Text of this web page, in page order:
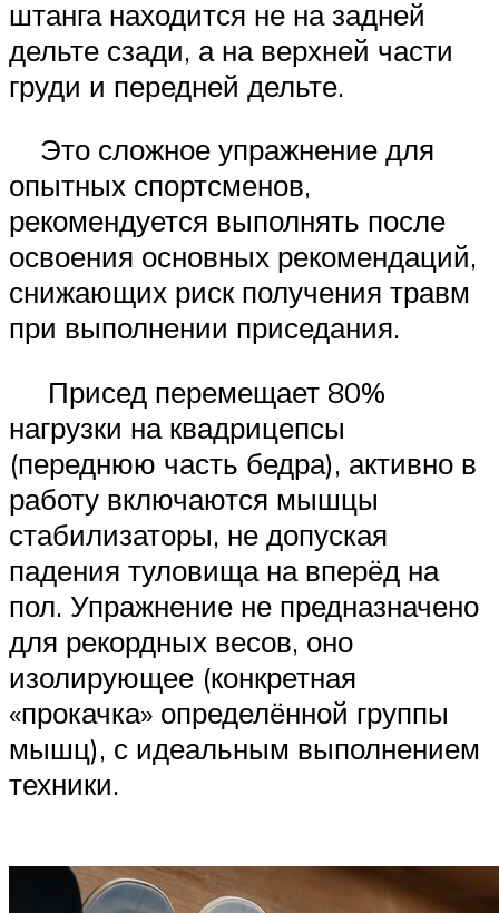
штанга находится не на задней
дельте сзади, а на верхней части
груди и передней дельте.
Это сложное упражнение для
опытных спортсменов,
рекомендуется выполнять после
освоения основных рекомендаций,
снижающих риск получения травм
при выполнении приседания.
Присед перемещает 80%
нагрузки на квадрицепсы
(переднюю часть бедра), активно в
работу включаются мышцы
стабилизаторы, не допуская
падения туловища на вперёд на
пол. Упражнение не предназначено
для рекордных весов, оно
изолирующее (конкретная
«прокачка» определённой группы
мышц), с идеальным выполнением
техники.